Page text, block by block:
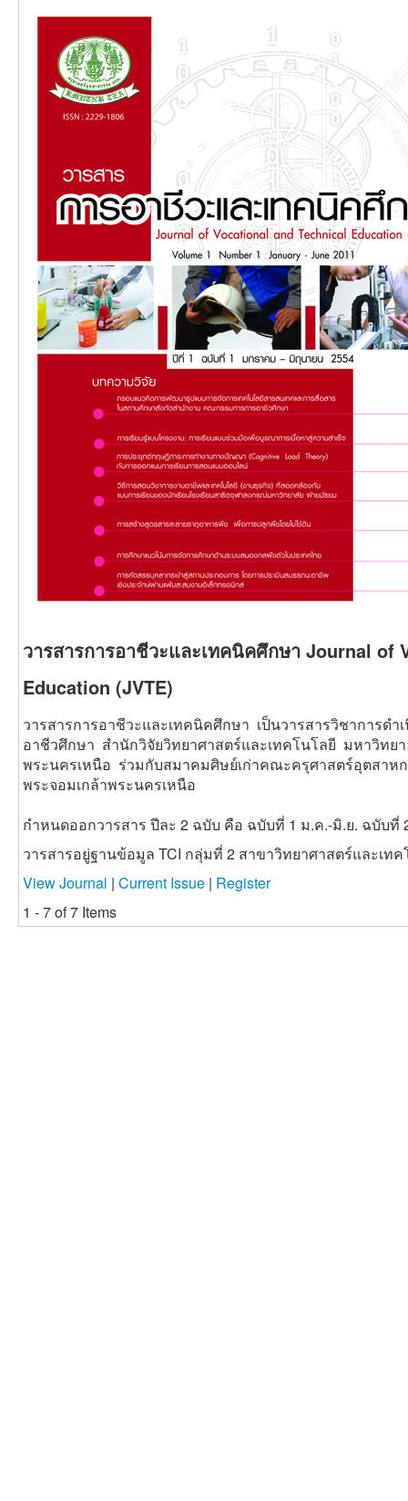
วารสารการอาชีวะและเทคนิคศึกษา Journal of
Education (JVTE)
วารสารการอาชีวะและเทคนิคศึกษา เป็นวารสารวิชาการดำ
อาชีวศึกษา สำนักวิจัยวิทยาศาสตร์และเทคโนโลยี มหาวิทย
พระนครเหนือ ร่วมกับสมาคมศิษย์เก่าคณะครุศาสตร์อุตสาห
พระจอมเกล้าพระนครเหนือ
กำหนดออกวารสาร ปีละ 2 ฉบับ คือ ฉบับที่ 1 ม.ค.-มิ.ย. ฉบับที่
วารสารอยู่ฐานข้อมูล TCI กลุ่มที่ 2 สาขาวิทยาศาสตร์และเท
View Journal | Current Issue | Register
1 - 7 of 7 Items